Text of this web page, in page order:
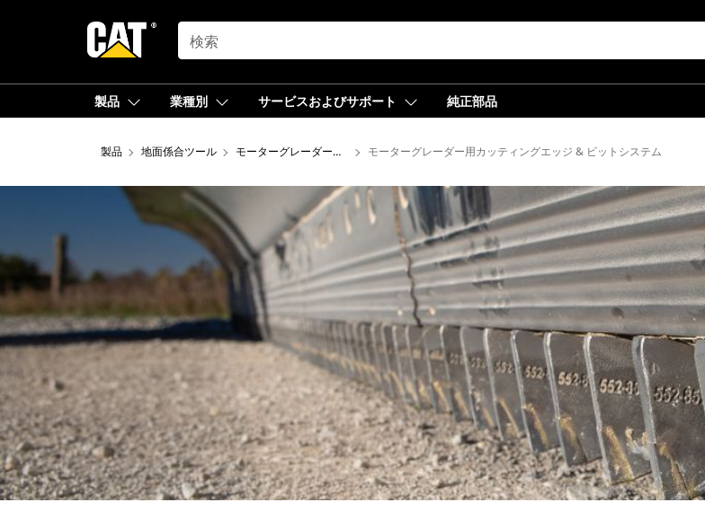
SEARCH
製品 業種別 サービスおよびサポート 純正部品
製品 地面係合ツール モーターグレーダーのための地面係合ツールモーターグレーダー用カッティングエッジ & ビットシステム